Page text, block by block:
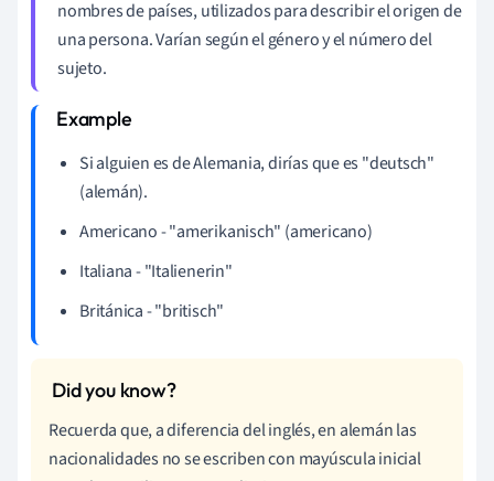
nombres de países, utilizados para describir el origen de
una persona. Varían según el género y el número del
sujeto.
Si alguien es de Alemania, dirías que es "deutsch"
(alemán).
Americano - "amerikanisch" (americano)
Italiana - "Italienerin"
Británica - "britisch"
Recuerda que, a diferencia del inglés, en alemán las
nacionalidades no se escriben con mayúscula inicial